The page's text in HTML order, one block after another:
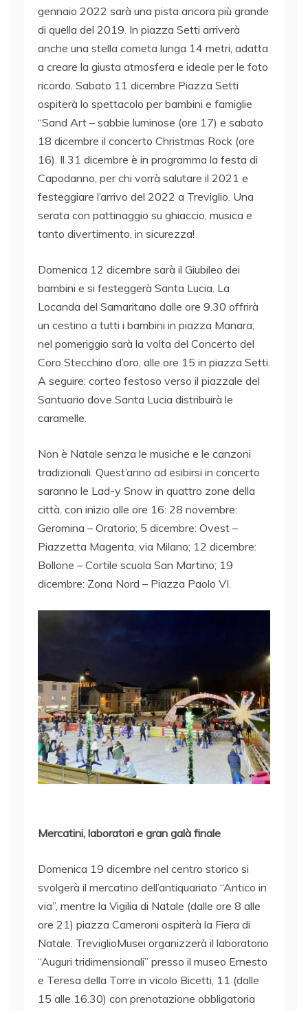
gennaio 2022 sarà una pista ancora più grande
di quella del 2019. In piazza Setti arriverà
anche una stella cometa lunga 14 metri, adatta
a creare la giusta atmosfera e ideale per le foto
ricordo. Sabato 11 dicembre Piazza Setti
ospiterà lo spettacolo per bambini e famiglie
“Sand Art – sabbie luminose (ore 17) e sabato
18 dicembre il concerto Christmas Rock (ore
16). Il 31 dicembre è in programma la festa di
Capodanno, per chi vorrà salutare il 2021 e
festeggiare l’arrivo del 2022 a Treviglio. Una
serata con pattinaggio su ghiaccio, musica e
tanto divertimento, in sicurezza!
Domenica 12 dicembre sarà il Giubileo dei
bambini e si festeggerà Santa Lucia. La
Locanda del Samaritano dalle ore 9.30 offrirà
un cestino a tutti i bambini in piazza Manara;
nel pomeriggio sarà la volta del Concerto del
Coro Stecchino d’oro, alle ore 15 in piazza Setti.
A seguire: corteo festoso verso il piazzale del
Santuario dove Santa Lucia distribuirà le
caramelle.
Non è Natale senza le musiche e le canzoni
tradizionali. Quest’anno ad esibirsi in concerto
saranno le Lad-y Snow in quattro zone della
città, con inizio alle ore 16: 28 novembre:
Geromina – Oratorio; 5 dicembre: Ovest –
Piazzetta Magenta, via Milano; 12 dicembre:
Bollone – Cortile scuola San Martino; 19
dicembre: Zona Nord – Piazza Paolo VI.
Mercatini, laboratori e gran galà finale
Domenica 19 dicembre nel centro storico si
svolgerà il mercatino dell’antiquariato “Antico in
via”, mentre la Vigilia di Natale (dalle ore 8 alle
ore 21) piazza Cameroni ospiterà la Fiera di
Natale. TreviglioMusei organizzerà il laboratorio
“Auguri tridimensionali” presso il museo Ernesto
e Teresa della Torre in vicolo Bicetti, 11 (dalle
15 alle 16.30) con prenotazione obbligatoria